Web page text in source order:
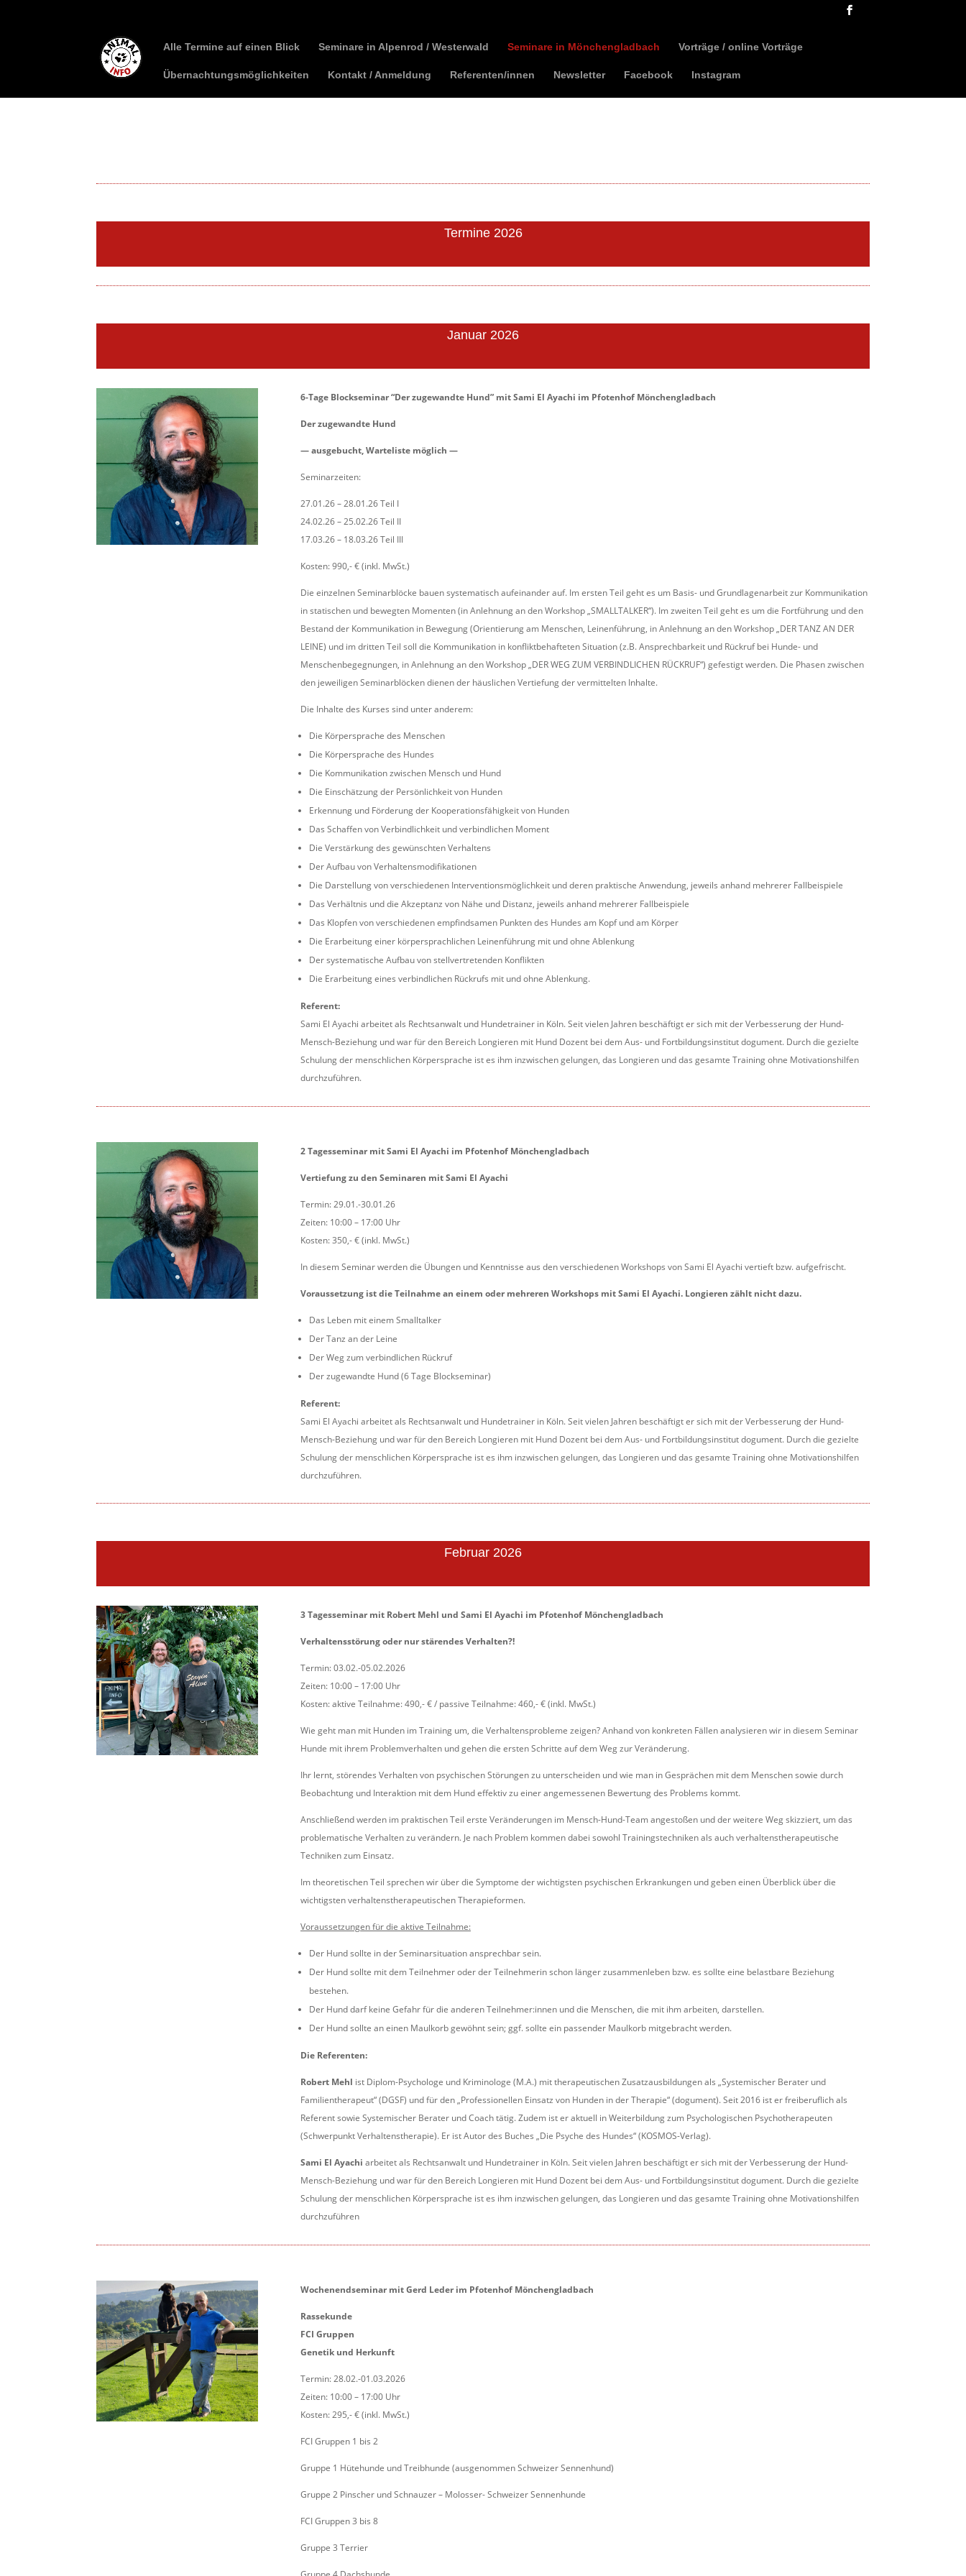
Alle Termine auf einen Blick Seminare in Alpenrod / Westerwald Seminare in Mönchengladbach Vorträge / online Vorträge
Übernachtungsmöglichkeiten Kontakt / Anmeldung Referenten/innen Newsletter Facebook Instagram
Termine 2026
Januar 2026
6-Tage Blockseminar “Der zugewandte Hund” mit Sami El Ayachi im Pfotenhof Mönchengladbach
Der zugewandte Hund
— ausgebucht, Warteliste möglich —
Seminarzeiten:
27.01.26 – 28.01.26 Teil I
24.02.26 – 25.02.26 Teil II
17.03.26 – 18.03.26 Teil III
Kosten: 990,- € (inkl. MwSt.)
Die einzelnen Seminarblöcke bauen systematisch aufeinander auf. Im ersten Teil geht es um Basis- und Grundlagenarbeit zur Kommunikation
in statischen und bewegten Momenten (in Anlehnung an den Workshop „SMALLTALKER“). Im zweiten Teil geht es um die Fortführung und den
Bestand der Kommunikation in Bewegung (Orientierung am Menschen, Leinenführung, in Anlehnung an den Workshop „DER TANZ AN DER
LEINE) und im dritten Teil soll die Kommunikation in konfliktbehafteten Situation (z.B. Ansprechbarkeit und Rückruf bei Hunde- und
Menschenbegegnungen, in Anlehnung an den Workshop „DER WEG ZUM VERBINDLICHEN RÜCKRUF“) gefestigt werden. Die Phasen zwischen
den jeweiligen Seminarblöcken dienen der häuslichen Vertiefung der vermittelten Inhalte.
Die Inhalte des Kurses sind unter anderem:
Die Körpersprache des Menschen
Die Körpersprache des Hundes
Die Kommunikation zwischen Mensch und Hund
Die Einschätzung der Persönlichkeit von Hunden
Erkennung und Förderung der Kooperationsfähigkeit von Hunden
Das Schaffen von Verbindlichkeit und verbindlichen Moment
Die Verstärkung des gewünschten Verhaltens
Der Aufbau von Verhaltensmodifikationen
Die Darstellung von verschiedenen Interventionsmöglichkeit und deren praktische Anwendung, jeweils anhand mehrerer Fallbeispiele
Das Verhältnis und die Akzeptanz von Nähe und Distanz, jeweils anhand mehrerer Fallbeispiele
Das Klopfen von verschiedenen empfindsamen Punkten des Hundes am Kopf und am Körper
Die Erarbeitung einer körpersprachlichen Leinenführung mit und ohne Ablenkung
Der systematische Aufbau von stellvertretenden Konflikten
Die Erarbeitung eines verbindlichen Rückrufs mit und ohne Ablenkung.
Referent:
Sami El Ayachi arbeitet als Rechtsanwalt und Hundetrainer in Köln. Seit vielen Jahren beschäftigt er sich mit der Verbesserung der Hund-
Mensch-Beziehung und war für den Bereich Longieren mit Hund Dozent bei dem Aus- und Fortbildungsinstitut dogument. Durch die gezielte
Schulung der menschlichen Körpersprache ist es ihm inzwischen gelungen, das Longieren und das gesamte Training ohne Motivationshilfen
durchzuführen.
2 Tagesseminar mit Sami El Ayachi im Pfotenhof Mönchengladbach
Vertiefung zu den Seminaren mit Sami El Ayachi
Termin: 29.01.-30.01.26
Zeiten: 10:00 – 17:00 Uhr
Kosten: 350,- € (inkl. MwSt.)
In diesem Seminar werden die Übungen und Kenntnisse aus den verschiedenen Workshops von Sami El Ayachi vertieft bzw. aufgefrischt.
Voraussetzung ist die Teilnahme an einem oder mehreren Workshops mit Sami El Ayachi. Longieren zählt nicht dazu.
Das Leben mit einem Smalltalker
Der Tanz an der Leine
Der Weg zum verbindlichen Rückruf
Der zugewandte Hund (6 Tage Blockseminar)
Referent:
Sami El Ayachi arbeitet als Rechtsanwalt und Hundetrainer in Köln. Seit vielen Jahren beschäftigt er sich mit der Verbesserung der Hund-
Mensch-Beziehung und war für den Bereich Longieren mit Hund Dozent bei dem Aus- und Fortbildungsinstitut dogument. Durch die gezielte
Schulung der menschlichen Körpersprache ist es ihm inzwischen gelungen, das Longieren und das gesamte Training ohne Motivationshilfen
durchzuführen.
Februar 2026
3 Tagesseminar mit Robert Mehl und Sami El Ayachi im Pfotenhof Mönchengladbach
Verhaltensstörung oder nur stärendes Verhalten?!
Termin: 03.02.-05.02.2026
Zeiten: 10:00 – 17:00 Uhr
Kosten: aktive Teilnahme: 490,- € / passive Teilnahme: 460,- € (inkl. MwSt.)
Wie geht man mit Hunden im Training um, die Verhaltensprobleme zeigen? Anhand von konkreten Fällen analysieren wir in diesem Seminar
Hunde mit ihrem Problemverhalten und gehen die ersten Schritte auf dem Weg zur Veränderung.
Ihr lernt, störendes Verhalten von psychischen Störungen zu unterscheiden und wie man in Gesprächen mit dem Menschen sowie durch
Beobachtung und Interaktion mit dem Hund effektiv zu einer angemessenen Bewertung des Problems kommt.
Anschließend werden im praktischen Teil erste Veränderungen im Mensch-Hund-Team angestoßen und der weitere Weg skizziert, um das
problematische Verhalten zu verändern. Je nach Problem kommen dabei sowohl Trainingstechniken als auch verhaltenstherapeutische
Techniken zum Einsatz.
Im theoretischen Teil sprechen wir über die Symptome der wichtigsten psychischen Erkrankungen und geben einen Überblick über die
wichtigsten verhaltenstherapeutischen Therapieformen.
Voraussetzungen für die aktive Teilnahme:
Der Hund sollte in der Seminarsituation ansprechbar sein.
Der Hund sollte mit dem Teilnehmer oder der Teilnehmerin schon länger zusammenleben bzw. es sollte eine belastbare Beziehung
bestehen.
Der Hund darf keine Gefahr für die anderen Teilnehmer:innen und die Menschen, die mit ihm arbeiten, darstellen.
Der Hund sollte an einen Maulkorb gewöhnt sein; ggf. sollte ein passender Maulkorb mitgebracht werden.
Die Referenten:
Robert Mehl ist Diplom-Psychologe und Kriminologe (M.A.) mit therapeutischen Zusatzausbildungen als „Systemischer Berater und
Familientherapeut“ (DGSF) und für den „Professionellen Einsatz von Hunden in der Therapie“ (dogument). Seit 2016 ist er freiberuflich als
Referent sowie Systemischer Berater und Coach tätig. Zudem ist er aktuell in Weiterbildung zum Psychologischen Psychotherapeuten
(Schwerpunkt Verhaltenstherapie). Er ist Autor des Buches „Die Psyche des Hundes“ (KOSMOS-Verlag).
Sami El Ayachi arbeitet als Rechtsanwalt und Hundetrainer in Köln. Seit vielen Jahren beschäftigt er sich mit der Verbesserung der Hund-
Mensch-Beziehung und war für den Bereich Longieren mit Hund Dozent bei dem Aus- und Fortbildungsinstitut dogument. Durch die gezielte
Schulung der menschlichen Körpersprache ist es ihm inzwischen gelungen, das Longieren und das gesamte Training ohne Motivationshilfen
durchzuführen
Wochenendseminar mit Gerd Leder im Pfotenhof Mönchengladbach
Rassekunde
FCI Gruppen
Genetik und Herkunft
Termin: 28.02.-01.03.2026
Zeiten: 10:00 – 17:00 Uhr
Kosten: 295,- € (inkl. MwSt.)
FCI Gruppen 1 bis 2
Gruppe 1 Hütehunde und Treibhunde (ausgenommen Schweizer Sennenhund)
Gruppe 2 Pinscher und Schnauzer – Molosser- Schweizer Sennenhunde
FCI Gruppen 3 bis 8
Gruppe 3 Terrier